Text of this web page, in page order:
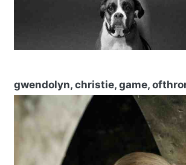
gwendolyn, christie, game,